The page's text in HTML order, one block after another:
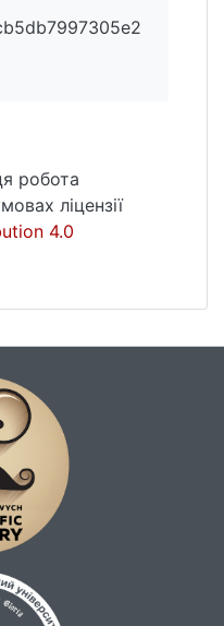
у дане
що у якості
робота
ліцензії
4.0